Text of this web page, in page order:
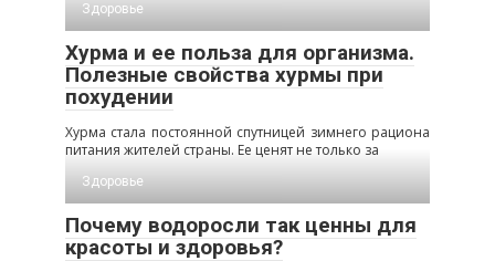
Здоровье
Хурма и ее польза для организма.
Полезные свойства хурмы при
похудении
Хурма стала постоянной спутницей зимнего рациона
питания жителей страны. Ее ценят не только за
Здоровье
Почему водоросли так ценны для
красоты и здоровья?